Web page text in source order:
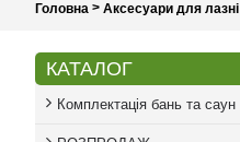
Головна > Аксесуари для лазні
КАТАЛОГ
Комплектація бань та саун